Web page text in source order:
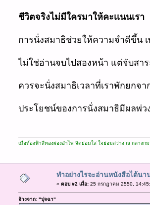
ชีวิตจริงไม่มีใครมาให้คะเเนนเรา
การนั่งสมาธิช่วยให้ความจำดีขึ้น
ไม่ใช่อ่านจบไปสองหน้า แต่จับสา
ควรจะนั่งสมาธิเวลาที่เราพักยกจ
ประโยชน์ของการนั่งสมาธิมีผลพ่ว
เมื่อท้องฟ้าสีทองผ่องอำไพ จิตย่อมใส ใจย่อมสว่าง ณ กลางกม
ทำอย่างไรจะอ่านหนังสือได้นา
« ตอบ #2 เมื่อ:25 กรกฎาคม 2550,
อ้างจาก: "ปุจฉา"